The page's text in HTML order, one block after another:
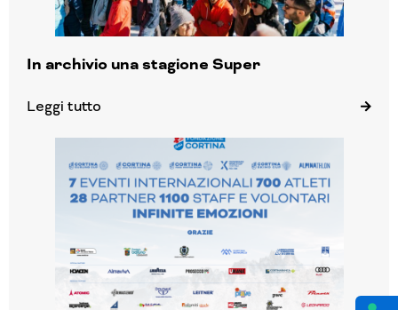
In archivio una stagione Super
Leggi tutto